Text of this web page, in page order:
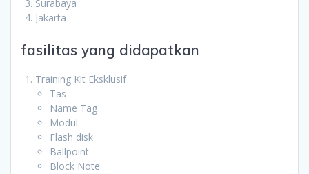
Surabaya
Jakarta
fasilitas yang didapatkan
Training Kit Eksklusif
Tas
Name Tag
Modul
Flash disk
Ballpoint
Block Note